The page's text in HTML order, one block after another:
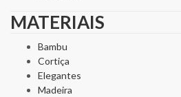
MATERIAIS
Bambu
Cortiça
Elegantes
Madeira